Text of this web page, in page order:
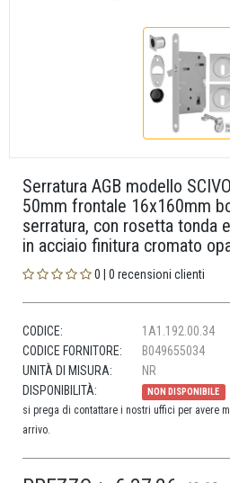
Serratura AGB modello
50mm frontale 16x160mm
serratura, con rosetta tonda
in acciaio finitura cromato
0 | 0 recensioni clienti
CODICE:
1A1.192.00.34
CODICE FORNITORE:
B049655034
UNITÀ DI MISURA:
NR
DISPONIBILITÀ:
NON DISPONIBILE
si prega di contattare i nostri uffici per avere
arrivo.